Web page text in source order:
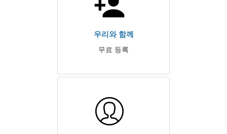
우리와 함께
무료 등록